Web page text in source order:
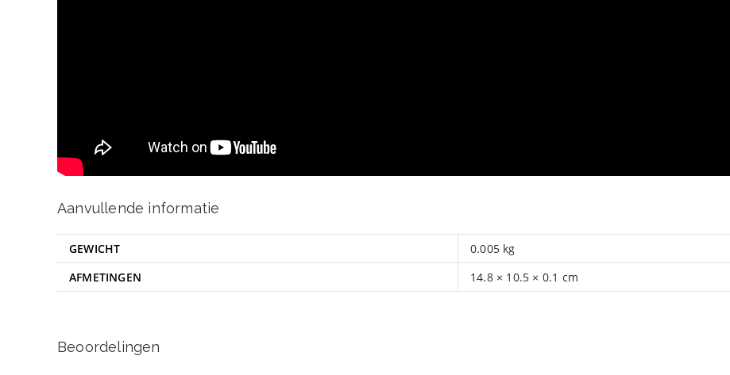
Aanvullende informatie
GEWICHT
0.005 kg
AFMETINGEN
14.8 × 10.5 × 0.1 cm
Beoordelingen